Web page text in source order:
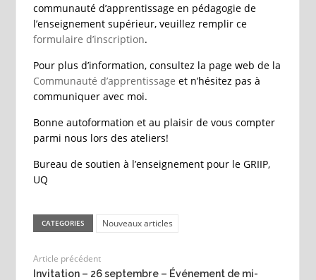
communauté d’apprentissage en pédagogie de
l’enseignement supérieur, veuillez remplir ce
formulaire d’inscription.
Pour plus d’information, consultez la page web de la
Communauté d’apprentissage et n’hésitez pas à
communiquer avec moi.
Bonne autoformation et au plaisir de vous compter
parmi nous lors des ateliers!
Bureau de soutien à l’enseignement pour le GRIIP,
UQ
CATEGORIES Nouveaux articles
Article précédent
Invitation – 26 septembre – Événement de mi-